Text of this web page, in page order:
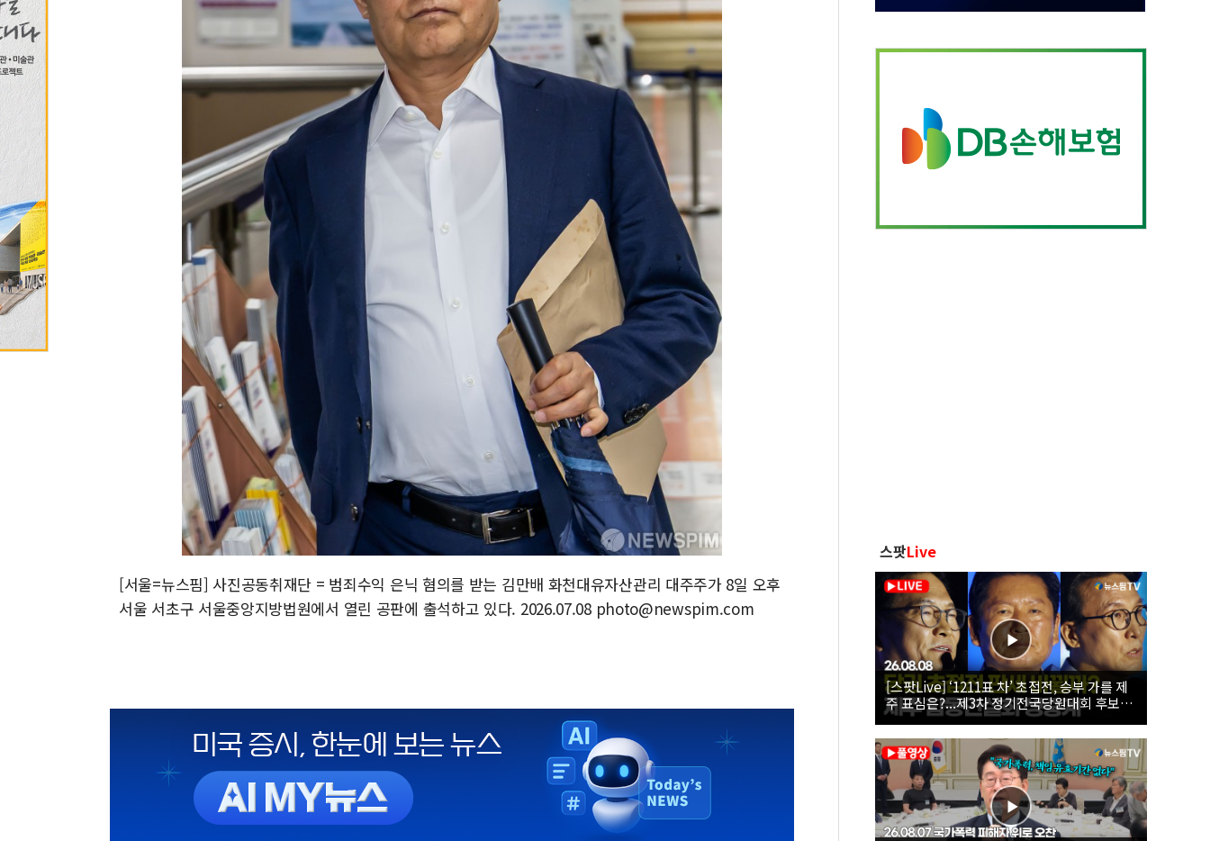
[서울=뉴스핌] 사진공동취재단 = 범죄수익 은닉 혐의를 받는 김만배 화천대유자산관리 대주주가 8일 오후
서울 서초구 서울중앙지방법원에서 열린 공판에 출석하고 있다. 2026.07.08 photo@newspim.com
스팟Live
[스팟Live] ‘1211표 차’ 초접전, 승부 가를 제
주 표심은?...제3차 정기전국당원대회 후보자
제주 합동연설회 생중계 | 26.08.08